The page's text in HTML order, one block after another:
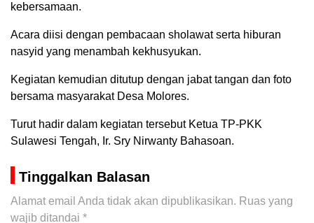
kebersamaan.
Acara diisi dengan pembacaan sholawat serta hiburan
nasyid yang menambah kekhusyukan.
Kegiatan kemudian ditutup dengan jabat tangan dan foto
bersama masyarakat Desa Molores.
Turut hadir dalam kegiatan tersebut Ketua TP-PKK
Sulawesi Tengah, Ir. Sry Nirwanty Bahasoan.
Tinggalkan Balasan
Alamat email Anda tidak akan dipublikasikan. Ruas yang
wajib ditandai *